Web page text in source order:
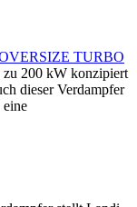
TURBO
200 kW konzipiert
dieser Verdampfer